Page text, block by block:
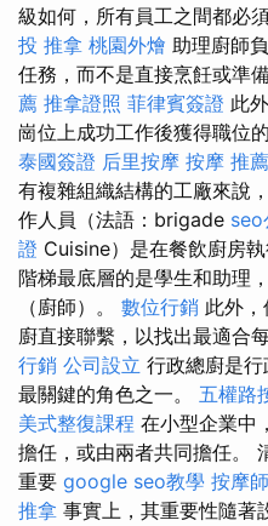
級如何，所有員工之間都必
投 推拿 桃園外燴 助理廚師
任務，而不是直接烹飪或準
薦 推拿證照 菲律賓簽證 此
崗位上成功工作後獲得職位
泰國簽證 后里按摩 按摩 推薦
有複雜組織結構的工廠來說
作人員（法語：brigade seo
證 Cuisine）是在餐飲廚房
階梯最底層的是學生和助理
（廚師）。 數位行銷 此外
廚直接聯繫，以找出最適合
行銷 公司設立 行政總廚是
最關鍵的角色之一。 五權路
美式整復課程 在小型企業中
擔任，或由兩者共同擔任。
重要 google seo教學 按摩
推拿 事實上，其重要性隨著